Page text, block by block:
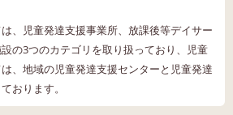
、児童発達支援事業所、放課後等デイサー
の3つのカテゴリを取り扱っており、児童
、地域の児童発達支援センターと児童発達
おります。